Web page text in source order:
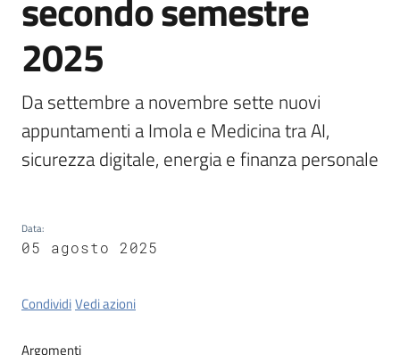
on-
line
Tutti
gli
secondo semestre
2025
Da settembre a novembre sette nuovi
appuntamenti a Imola e Medicina tra AI,
sicurezza digitale, energia e finanza personale
Data:
05 agosto 2025
CondividiVedi azioni
Argomenti